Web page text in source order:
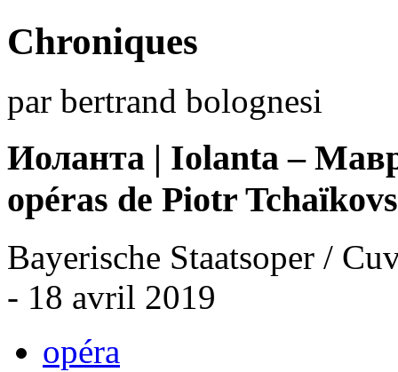
Chroniques
par bertrand bolognesi
Иоланта | Iolanta –
opéras de Piotr
Bayerische Staatsoper /
- 18 avril 2019
opéra